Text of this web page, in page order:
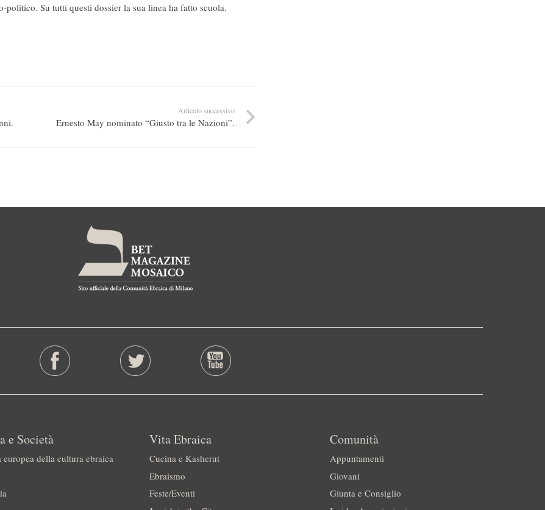
Su tutti questi dossier la sua linea ha fatto scuola.
Articolo successivo
Ernesto May nominato “Giusto tra le Nazioni”.
e Società
europea della cultura ebraica
Vita Ebraica
Cucina e Kasherut
Ebraismo
Feste/Eventi
Comunità
Appuntamenti
Giovani
Giunta e Consiglio